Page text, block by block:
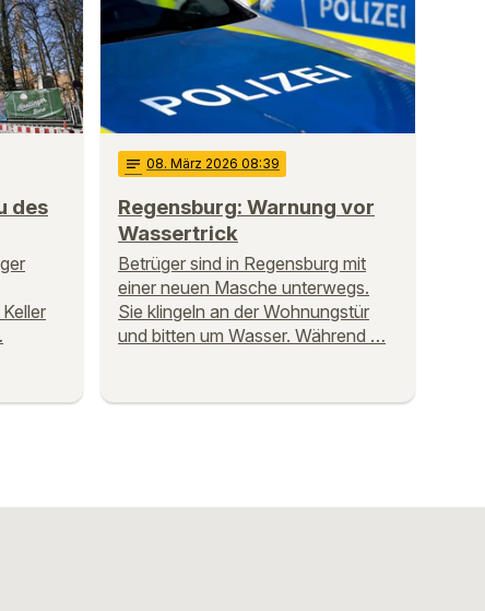
des
notes 08. März 2026 08:39
Regensburg: Warnung vor
Wassertrick
Betrüger sind in Regensburg mit
einer neuen Masche unterwegs.
Sie klingeln an der Wohnungstür
und bitten um Wasser. Während …